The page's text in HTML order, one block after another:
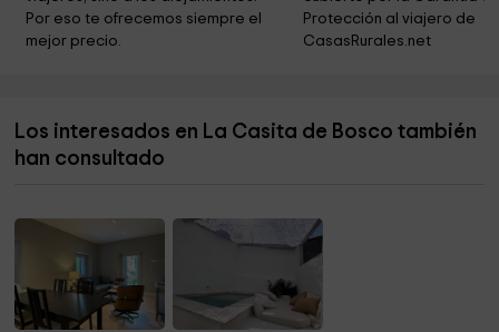
Ayuntamiento El Escorial
Iglesia Cristiana Evangélica de El Escorial 1,0 km
Casita del Infante 1,6 km
Por eso te ofrecemos siempre el
mejor precio.
Protección al viajero de
CasasRurales.net
Los interesados en La Casita de Bosco también
han consultado